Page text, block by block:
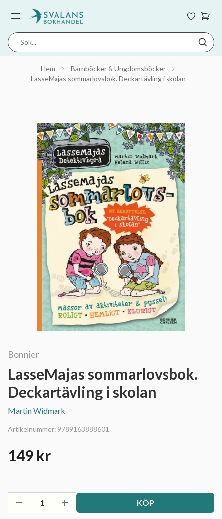
Hem
Barnböcker & Ungdomsböcker
LasseMajas sommarlovsbok. Deckartävling i skolan
Bonnier
LasseMajas sommarlovsbok.
Deckartävling i skolan
Martin Widmark
Artikelnummer: 9789163888601
149 kr
KÖP